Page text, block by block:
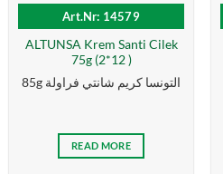
Art.Nr: 14579
ALTUNSA Krem Santi Cilek
75g (2*12 )
85g التونسا كریم شانتي فراولة
READ MORE